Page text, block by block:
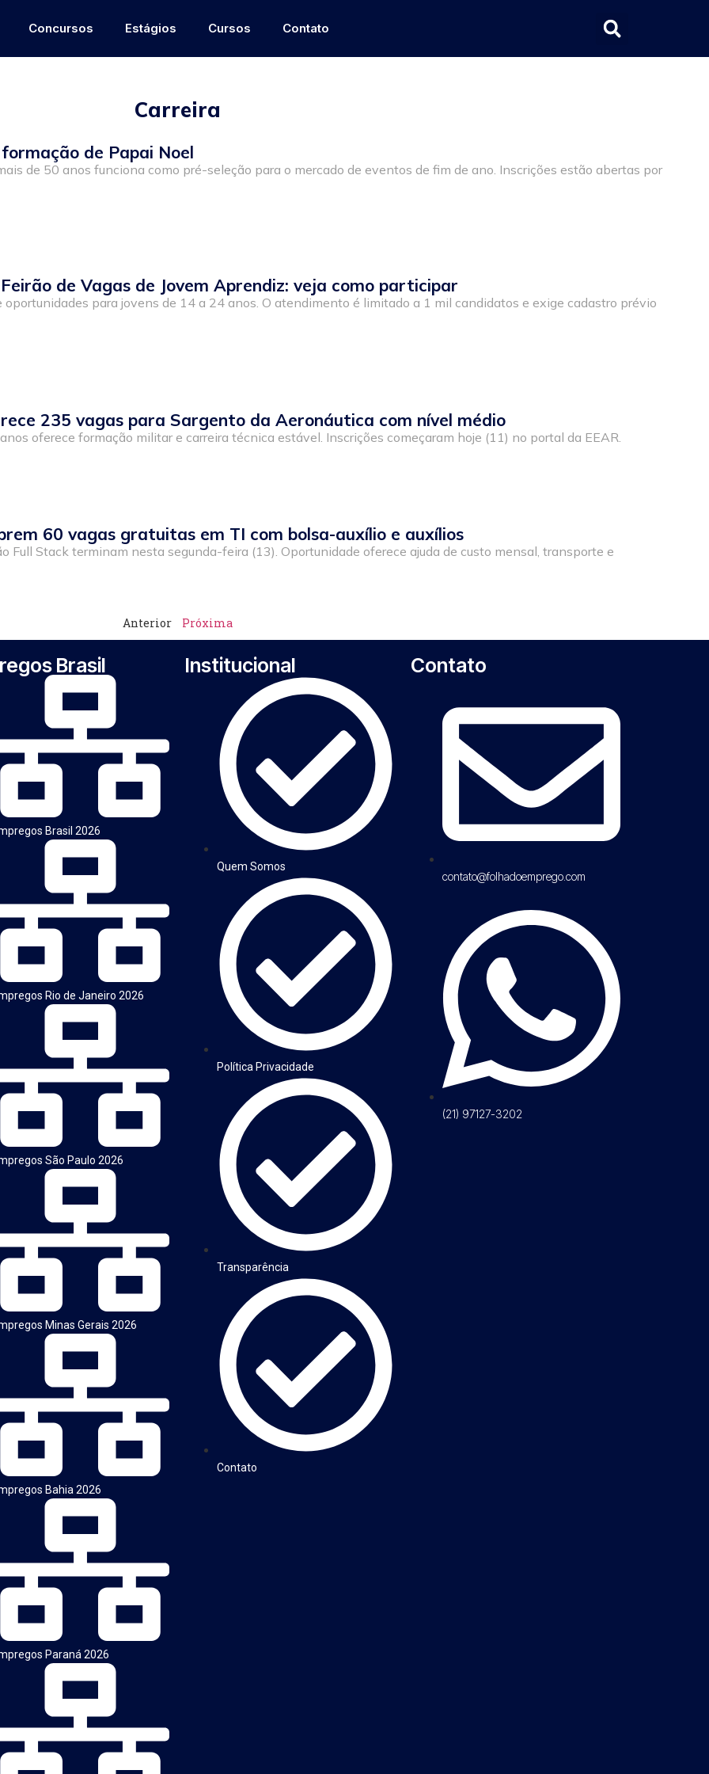
Concursos Estágios Cursos Contato
Carreira
de Papai Noel
de 50 anos funciona como pré-seleção para o mercado de eventos de fim de ano. Inscrições estão abertas por
de Vagas de Jovem Aprendiz: veja como participar
oportunidades para jovens de 14 a 24 anos. O atendimento é limitado a 1 mil candidatos e exige cadastro prévio
235 vagas para Sargento da Aeronáutica com nível médio
oferece formação militar e carreira técnica estável. Inscrições começaram hoje (11) no portal da EEAR.
60 vagas gratuitas em TI com bolsa-auxílio e auxílios
Full Stack terminam nesta segunda-feira (13). Oportunidade oferece ajuda de custo mensal, transporte e
Anterior Próxima
Brasil
Brasil 2026
Rio de Janeiro 2026
São Paulo 2026
Minas Gerais 2026
Bahia 2026
Paraná 2026
Institucional
Quem Somos
Política Privacidade
Transparência
Contato
Contato
contato@folhadoemprego.com
(21) 97127-3202